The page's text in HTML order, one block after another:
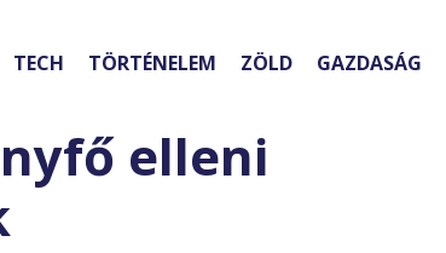
TECH TÖRTÉNELEM ZÖLD GAZDASÁG
elleni